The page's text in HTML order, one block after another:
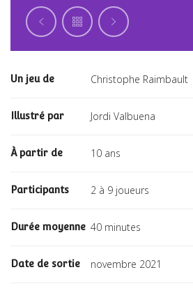
Un jeu de Christophe Raimbault
Illustré par Jordi Valbuena
À partir de 10 ans
Participants 2 à 9 joueurs
Durée moyenne 40 minutes
Date de sortie novembre 2021